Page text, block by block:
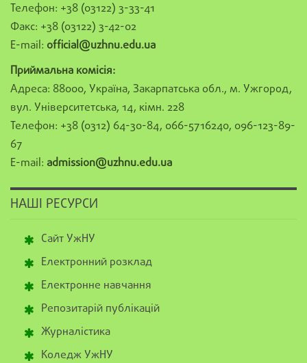
Телефон: +38 (03122) 3-33-41
Факс: +38 (03122) 3-42-02
E-mail: official@uzhnu.edu.ua
Приймальна комісія:
Адреса: 88000, Україна, Закарпатська обл., м. Ужгород,
вул. Університетська, 14, кімн. 228
Телефон: +38 (0312) 64-30-84, 066-5716240, 096-123-89-
67
E-mail: admission@uzhnu.edu.ua
НАШІ РЕСУРСИ
Сайт УжНУ
Електронний розклад
Електронне навчання
Репозитарій публікацій
Журналістика
Коледж УжНУ